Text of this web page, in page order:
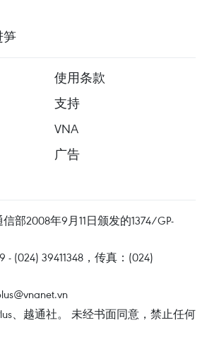
笋
使用条款
支持
VNA
广告
部2008年9月11日颁发的1374/GP-
- (024) 39411348，传真：(024)
、越通社。 未经书面同意，禁止任何